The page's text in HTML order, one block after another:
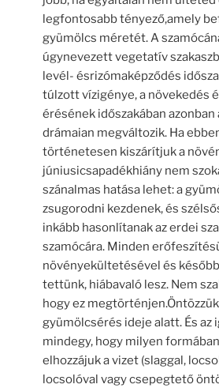
legfontosabb tényező,amely
gyümölcs méretét. A
úgynevezett vegetatív
levél- ésrizómaképződés
túlzott vízigénye, a növekedés
érésének időszakában azonban
drámaian megváltozik. Ha
történetesen kiszárítjuk a
júniusicsapadékhiány nem
szánalmas hatása lehet: a
zsugorodni kezdenek, és
inkább hasonlítanak az erdei
szamócára. Minden
növényekültetésével és
tettünk, hiábavaló lesz. Nem
hogy ez
gyümölcsérés ideje alatt. És az
mindegy, hogy milyen
elhozzájuk a vizet (slaggal,
locsolóval vagy csepegtető